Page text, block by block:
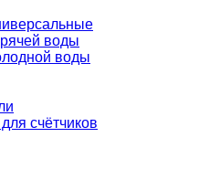
воды
воды
счётчиков